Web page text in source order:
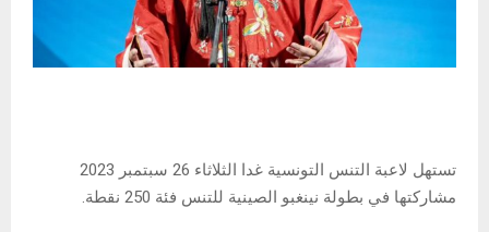
مشاركتها في بطولة نينغبو الصينية للتنس فئة 250 نقطة.